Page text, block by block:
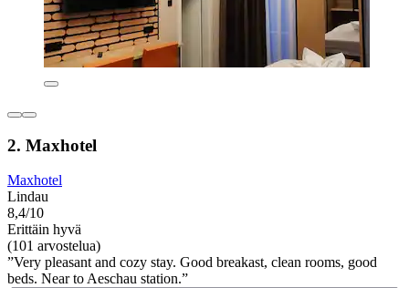
2. Maxhotel
Maxhotel
Lindau
8,4/10
Erittäin hyvä
(101 arvostelua)
”Very pleasant and cozy stay. Good breakast, clean rooms, good
beds. Near to Aeschau station.”